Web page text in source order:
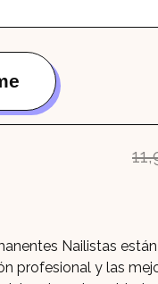
Nailistas
profesional y las